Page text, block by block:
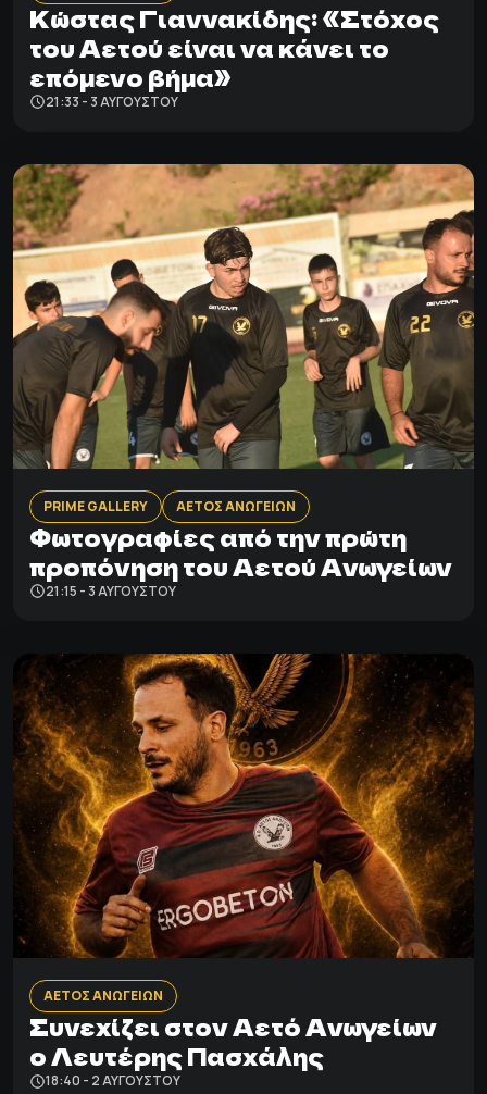
Κώστας Γιαννακίδης: «Στόχος
του Αετού είναι να κάνει το
επόμενο βήμα»
21:33 - 3 ΑΥΓΟΎΣΤΟΥ
PRIME GALLERY ΑΕΤΟΣ ΑΝΩΓΕΙΩΝ
Φωτογραφίες από την πρώτη
προπόνηση του Αετού Ανωγείων
21:15 - 3 ΑΥΓΟΎΣΤΟΥ
ΑΕΤΟΣ ΑΝΩΓΕΙΩΝ
Συνεχίζει στον Αετό Ανωγείων
ο Λευτέρης Πασχάλης
18:40 - 2 ΑΥΓΟΎΣΤΟΥ